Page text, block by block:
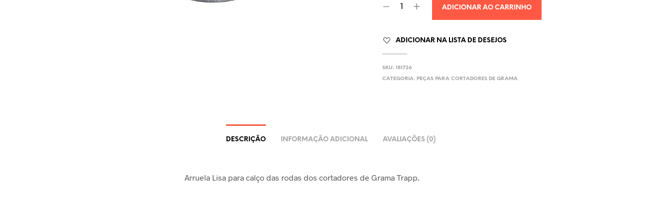
ADICIONAR AO CARRINHO
ADICIONAR NA LISTA DE DESEJOS
SKU:181726
CATEGORIA: PEÇAS PARA CORTADORES DE GRAMA
DESCRIÇÃO INFORMAÇÃO ADICIONAL AVALIAÇÕES (0)
Arruela Lisa para calço das rodas dos cortadores de Grama Trapp.